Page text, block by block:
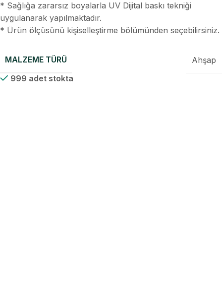
* Sağlığa zararsız boyalarla UV Dijital baskı tekniği
uygulanarak yapılmaktadır.
* Ürün ölçüsünü kişiselleştirme bölümünden seçebilirsiniz.
MALZEME TÜRÜ
Ahşap
999 adet stokta